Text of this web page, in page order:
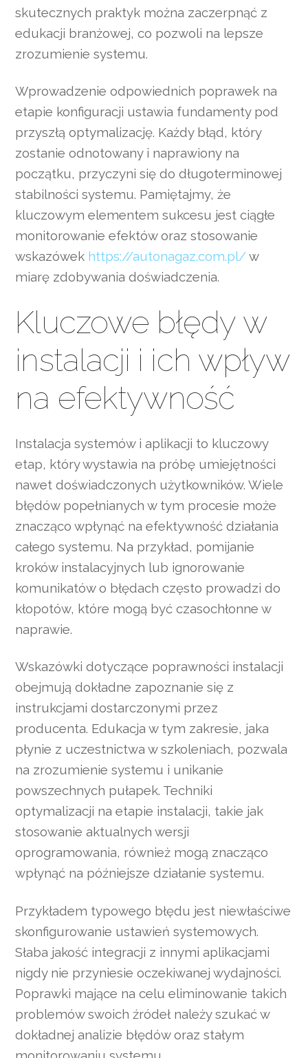
skutecznych praktyk można zaczerpnąć z
edukacji branżowej, co pozwoli na lepsze
zrozumienie systemu.
Wprowadzenie odpowiednich poprawek na
etapie konfiguracji ustawia fundamenty pod
przyszłą optymalizację. Każdy błąd, który
zostanie odnotowany i naprawiony na
początku, przyczyni się do długoterminowej
stabilności systemu. Pamiętajmy, że
kluczowym elementem sukcesu jest ciągłe
monitorowanie efektów oraz stosowanie
wskazówek https://autonagaz.com.pl/w
miarę zdobywania doświadczenia.
Kluczowe błędy w
instalacji i ich wpływ
na efektywność
Instalacja systemów i aplikacji to kluczowy
etap, który wystawia na próbę umiejętności
nawet doświadczonych użytkowników. Wiele
błędów popełnianych w tym procesie może
znacząco wpłynąć na efektywność działania
całego systemu. Na przykład, pomijanie
kroków instalacyjnych lub ignorowanie
komunikatów o błędach często prowadzi do
kłopotów, które mogą być czasochłonne w
naprawie.
Wskazówki dotyczące poprawności instalacji
obejmują dokładne zapoznanie się z
instrukcjami dostarczonymi przez
producenta. Edukacja w tym zakresie, jaka
płynie z uczestnictwa w szkoleniach, pozwala
na zrozumienie systemu i unikanie
powszechnych pułapek. Techniki
optymalizacji na etapie instalacji, takie jak
stosowanie aktualnych wersji
oprogramowania, również mogą znacząco
wpłynąć na późniejsze działanie systemu.
Przykładem typowego błędu jest niewłaściwe
skonfigurowanie ustawień systemowych.
Słaba jakość integracji z innymi aplikacjami
nigdy nie przyniesie oczekiwanej wydajności.
Poprawki mające na celu eliminowanie takich
problemów swoich źródeł należy szukać w
dokładnej analizie błędów oraz stałym
monitorowaniu systemu.